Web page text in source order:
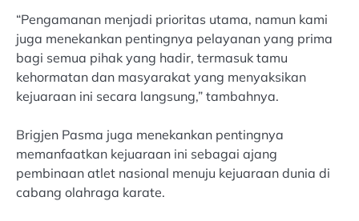
“Pengamanan menjadi prioritas utama, namun kami
juga menekankan pentingnya pelayanan yang prima
bagi semua pihak yang hadir, termasuk tamu
kehormatan dan masyarakat yang menyaksikan
kejuaraan ini secara langsung,” tambahnya.
Brigjen Pasma juga menekankan pentingnya
memanfaatkan kejuaraan ini sebagai ajang
pembinaan atlet nasional menuju kejuaraan dunia di
cabang olahraga karate.